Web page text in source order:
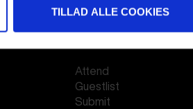
TILLAD ALLE COOKIES
Attend
Guestlist
Submit